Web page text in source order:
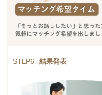
STEP6 結果発表